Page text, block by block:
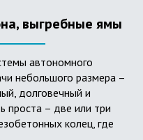
выгребные ямы
автономного
небольшого размера –
долговечный и
проста – две или три
колец, где